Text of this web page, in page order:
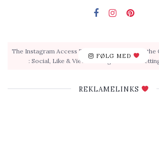
FØLG MED
The Instagram Access Token is expired, Go to the
: Social, Like & View > Instagram Feed
REKLAMELINKS